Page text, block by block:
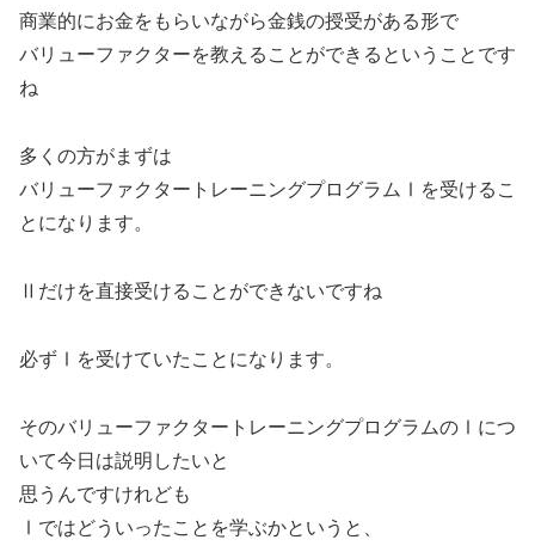
商業的にお金をもらいながら金銭の授受がある形で
バリューファクターを教えることができるということです
ね
多くの方がまずは
バリューファクタートレーニングプログラムⅠを受けるこ
とになります。
Ⅱだけを直接受けることができないですね
必ずⅠを受けていたことになります。
そのバリューファクタートレーニングプログラムのⅠにつ
いて今日は説明したいと
思うんですけれども
Ⅰではどういったことを学ぶかというと、